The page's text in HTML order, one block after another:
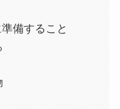
備すること